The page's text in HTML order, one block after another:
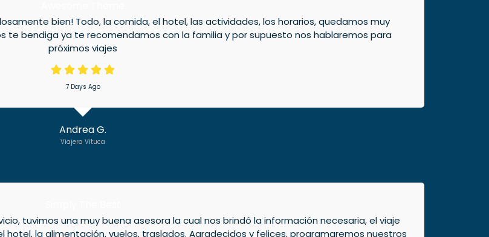
Andrea G.
Viajera Vituca
bien! Todo, la comida, el hotel, las actividades, los horarios, quedamos muy
te bendiga ya te recomendamos con la familia y por supuesto nos hablaremos para
próximos viajes
7 Days Ago
tuvimos una muy buena asesora la cual nos brindó la información necesaria, el viaje
la alimentación, vuelos, traslados. Agradecidos y felices, programaremos nuestros